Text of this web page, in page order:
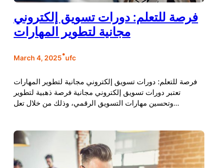
فرصة للتعلم: دورات تسويق إلكتروني
مجانية لتطوير المهارات
March 4, 2025•ufc
فرصة للتعلم: دورات تسويق إلكتروني مجانية لتطوير المهارات
تعتبر دورات تسويق إلكتروني مجانية فرصة ذهبية لتطوير
وتحسين مهارات التسويق الرقمي، وذلك من خلال تعل…